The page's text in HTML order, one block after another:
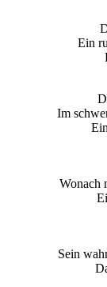
Ein
Im
Wonach
Sein